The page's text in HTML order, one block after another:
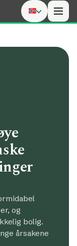
og
bolig.
årsakene